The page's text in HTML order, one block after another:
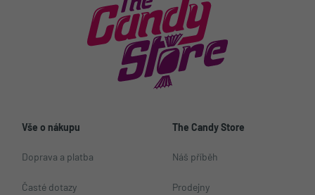
Vše o nákupu
Doprava a platba
Časté dotazy
The Candy Store
Náš příběh
Prodejny